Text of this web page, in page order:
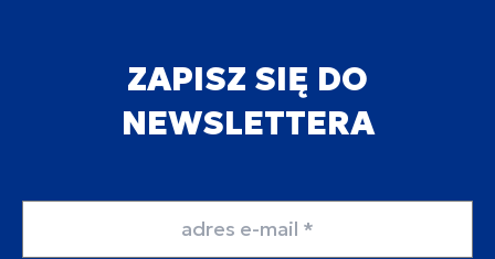
ZAPISZ SIĘ DO
NEWSLETTERA